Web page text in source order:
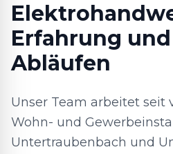
Erfahrung
Abläufen
Unser Team arbeitet seit
Wohn- und
Untertraubenbach und